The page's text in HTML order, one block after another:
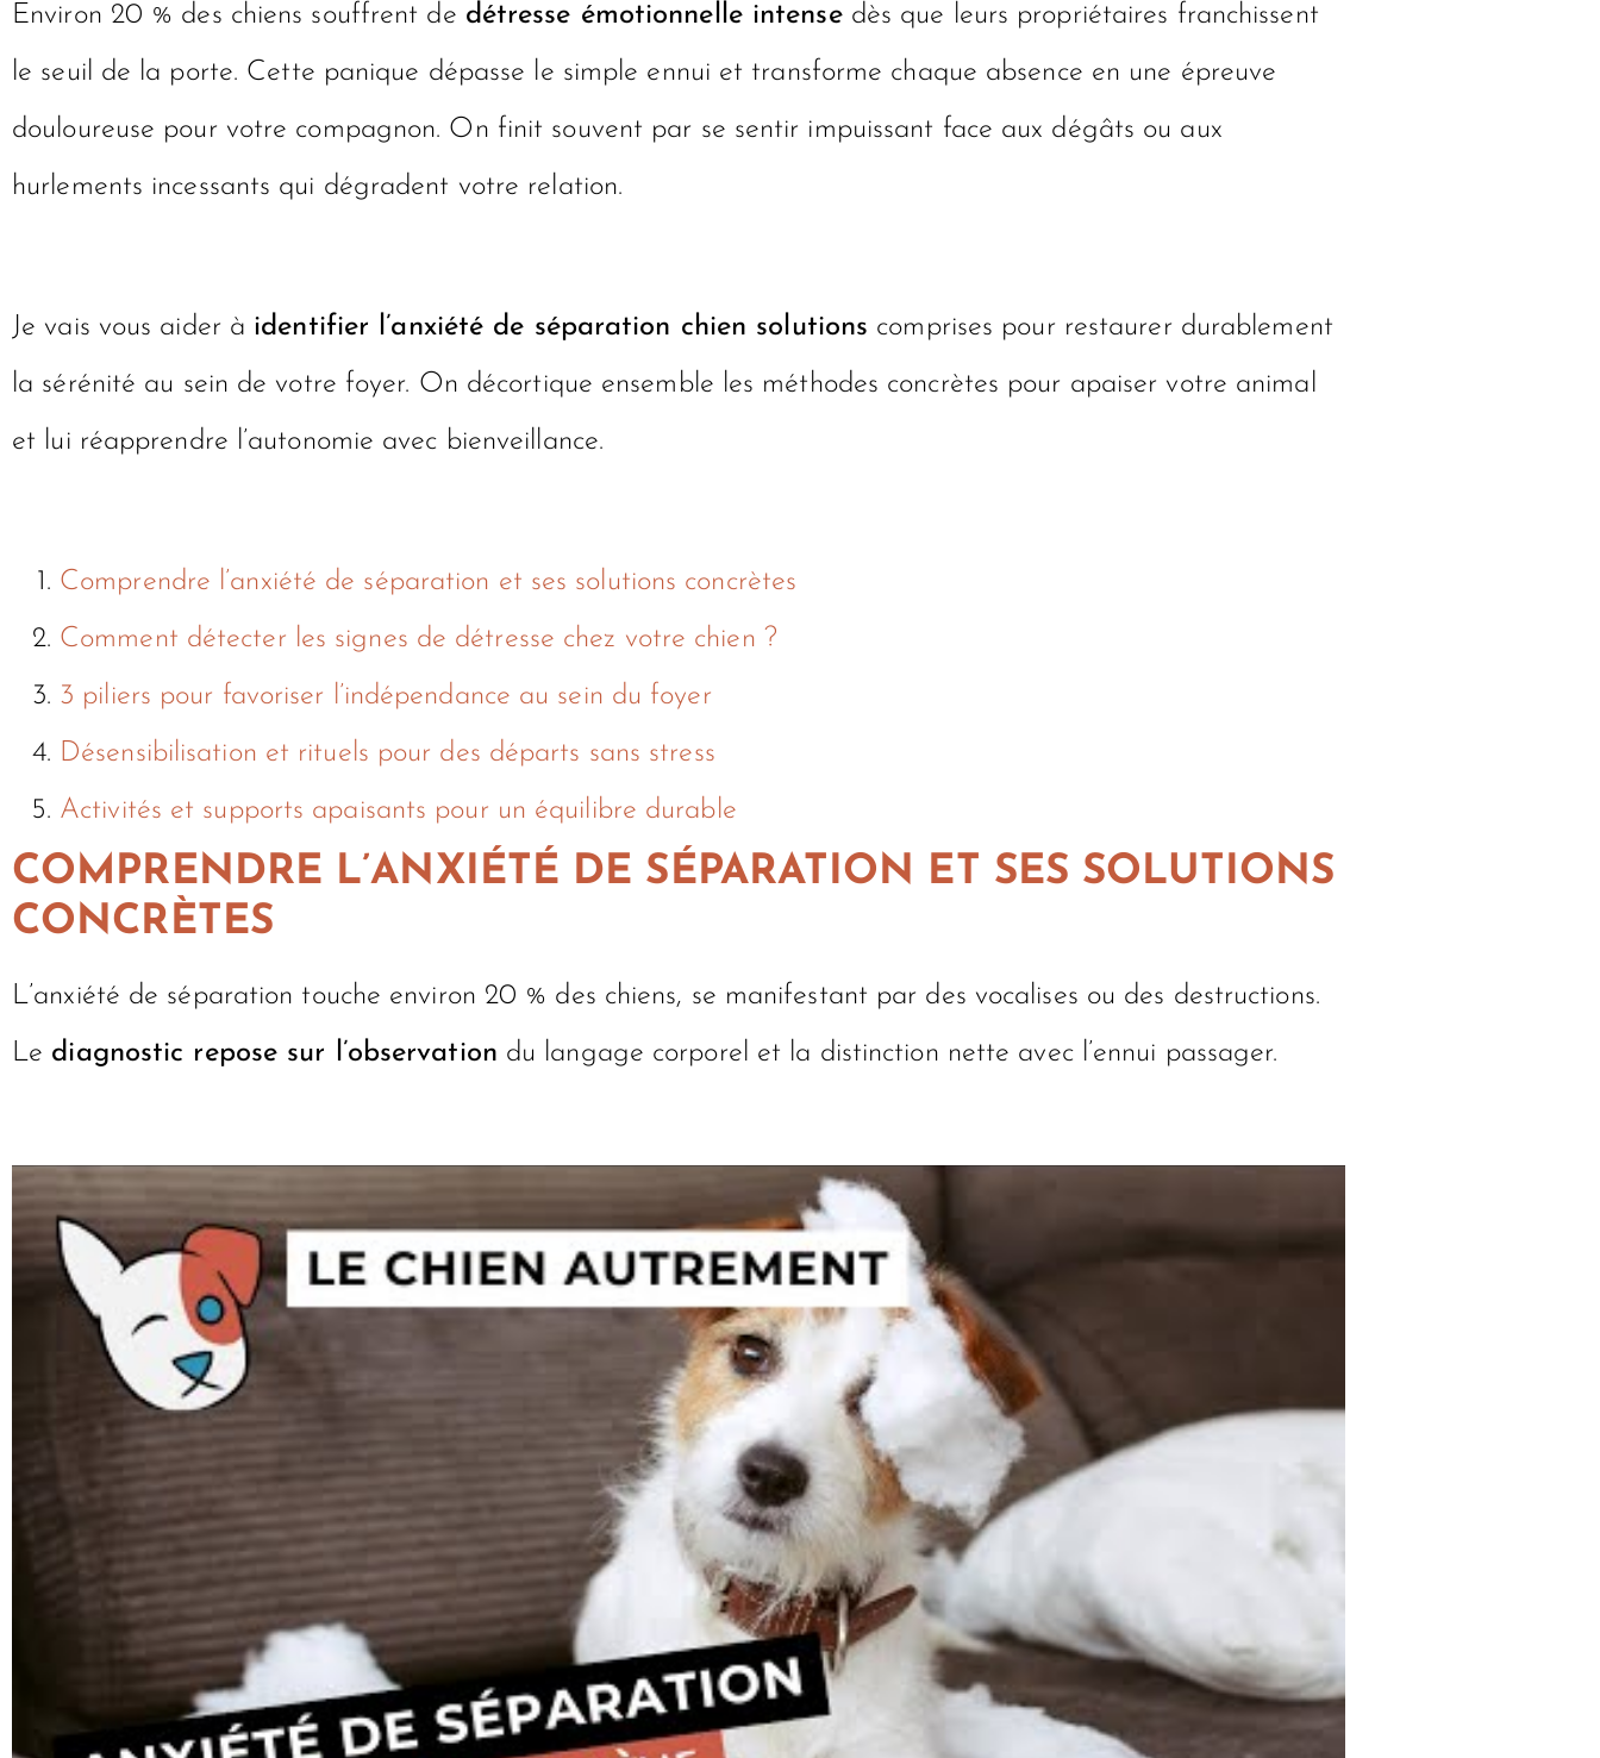
Environ 20 % des chiens souffrent de détresse émotionnelle intensedès que leurs propriétaires franchissent
le seuil de la porte. Cette panique dépasse le simple ennui et transforme chaque absence en une épreuve
douloureuse pour votre compagnon. On finit souvent par se sentir impuissant face aux dégâts ou aux
hurlements incessants qui dégradent votre relation.
Je vais vous aider à identifier l’anxiété de séparation chien solutions comprises pour restaurer durablement
la sérénité au sein de votre foyer. On décortique ensemble les méthodes concrètes pour apaiser votre animal
et lui réapprendre l’autonomie avec bienveillance.
Comprendre l’anxiété de séparation et ses solutions concrètes
Comment détecter les signes de détresse chez votre chien ?
3 piliers pour favoriser l’indépendance au sein du foyer
Désensibilisation et rituels pour des départs sans stress
Activités et supports apaisants pour un équilibre durable
COMPRENDRE L’ANXIÉTÉ DE SÉPARATION ET SES SOLUTIONS
CONCRÈTES
L’anxiété de séparation touche environ 20 % des chiens, se manifestant par des vocalises ou des destructions.
Le diagnostic repose sur l’observation du langage corporel et la distinction nette avec l’ennui passager.